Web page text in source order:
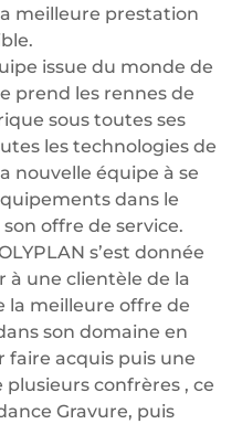
meilleure prestation
issue du monde de
prend les rennes de
sous toutes ses
les technologies de
nouvelle équipe à se
dans le
offre de service.
s’est donnée
à une clientèle de la
la meilleure offre de
son domaine en
faire acquis puis une
confrères , ce
Gravure, puis